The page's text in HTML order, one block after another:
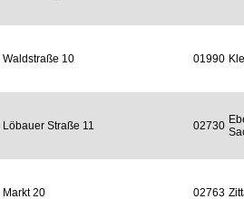
Waldstraße 10 01990
Löbauer Straße 11 02730
Markt 20 02763